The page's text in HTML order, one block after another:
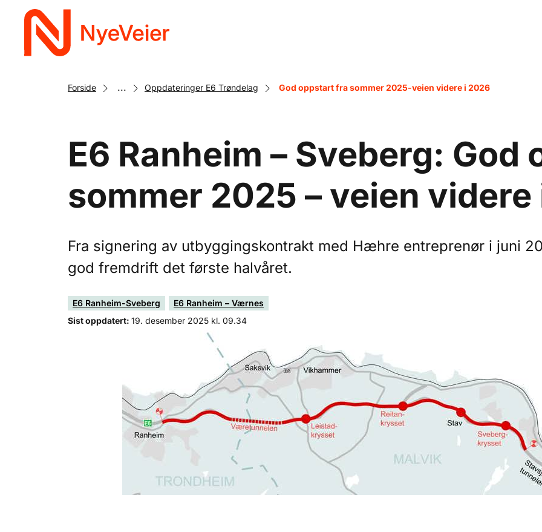
Forside ... Oppdateringer E6 Trøndelag God oppstart fra sommer 2025-veien videre i 2026
E6 Ranheim – Sveberg:
sommer 2025 – veien
Fra signering av utbyggingskontrakt med Hæhre entreprenør i juni
god fremdrift det første halvåret.
E6 Ranheim-Sveberg
E6 Ranheim – Værnes
Sist oppdatert: 19. desember 2025 kl. 09.34